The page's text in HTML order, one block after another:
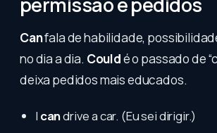
Canfala de habilidade,
no dia a dia. Couldé o passado de
deixa pedidos mais educados.
I candrive a car. (Eu sei dirigir.)